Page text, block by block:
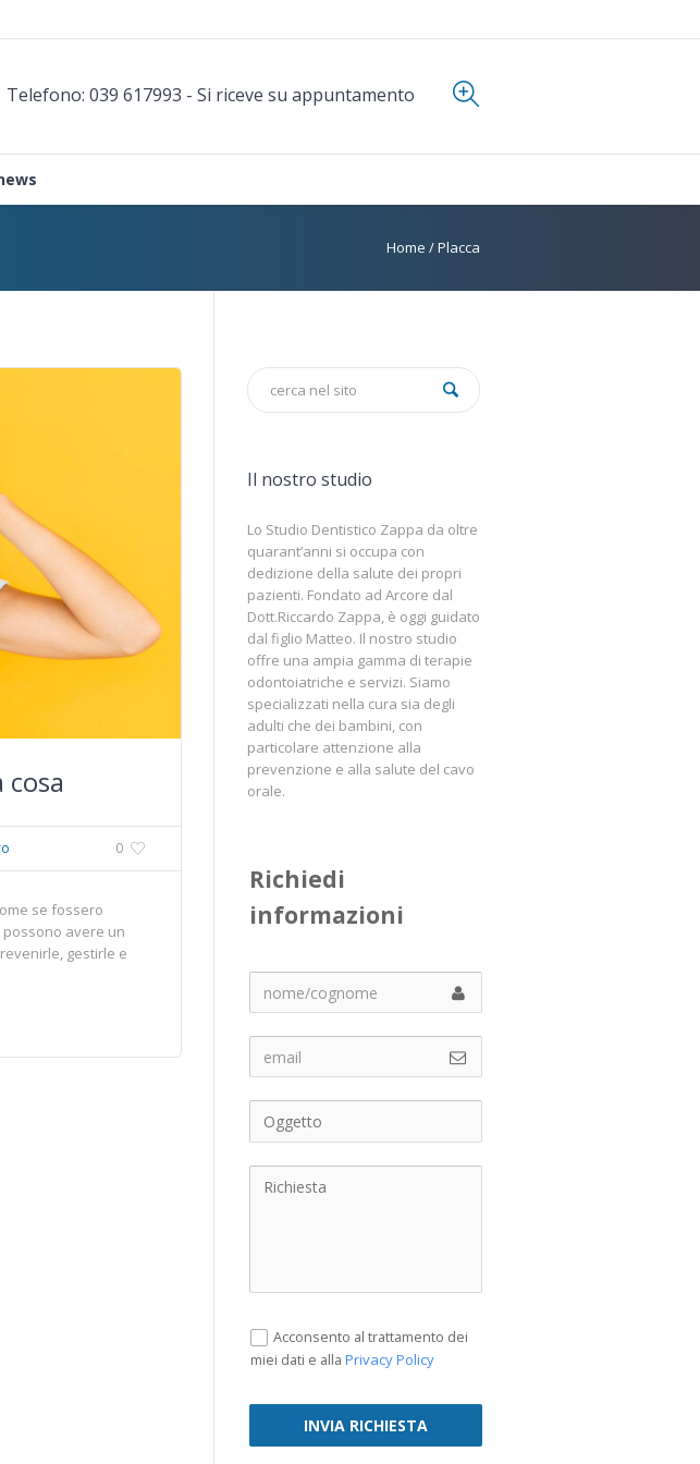
Telefono: 039 617993 - Si riceve su appuntamento
Home /Placca
0
se fossero
avere un
gestirle e
Il nostro studio
Lo Studio Dentistico Zappa da oltre
quarant’anni si occupa con
dedizione della salute dei propri
pazienti. Fondato ad Arcore dal
Dott.Riccardo Zappa, è oggi guidato
dal figlio Matteo. Il nostro studio
offre una ampia gamma di terapie
odontoiatriche e servizi. Siamo
specializzati nella cura sia degli
adulti che dei bambini, con
particolare attenzione alla
prevenzione e alla salute del cavo
orale.
Richiedi
informazioni
Acconsento al trattamento dei
miei dati e alla Privacy Policy
INVIA RICHIESTA